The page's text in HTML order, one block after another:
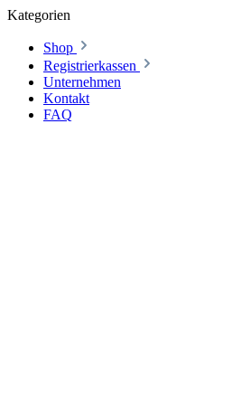
Kategorien
Shop
Registrierkassen
Unternehmen
Kontakt
FAQ